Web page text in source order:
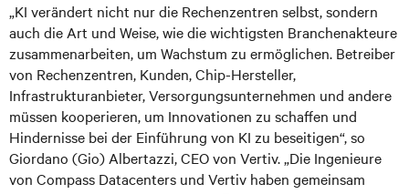
„KI verändert nicht nur die Rechenzentren selbst, sondern
auch die Art und Weise, wie die wichtigsten Branchenakteure
zusammenarbeiten, um Wachstum zu ermöglichen. Betreiber
von Rechenzentren, Kunden, Chip-Hersteller,
Infrastrukturanbieter, Versorgungsunternehmen und andere
müssen kooperieren, um Innovationen zu schaffen und
Hindernisse bei der Einführung von KI zu beseitigen“, so
Giordano (Gio) Albertazzi, CEO von Vertiv. „Die Ingenieure
von Compass Datacenters und Vertiv haben gemeinsam